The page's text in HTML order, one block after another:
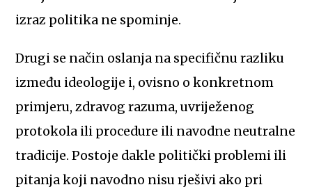
izraz politika ne spominje.
Drugi se način oslanja na specifičnu razliku
između ideologije i, ovisno o konkretnom
primjeru, zdravog razuma, uvriježenog
protokola ili procedure ili navodne neutralne
tradicije. Postoje dakle politički problemi ili
pitanja koji navodno nisu rješivi ako pri